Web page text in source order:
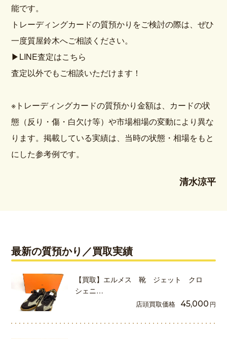
能です。
トレーディングカードの質預かりをご検討の際は、ぜひ
一度質屋鈴木へご相談ください。
▶LINE査定はこちら
査定以外でもご相談いただけます！
※トレーディングカードの質預かり金額は、カードの状
態（反り・傷・白欠け等）や市場相場の変動により異な
ります。掲載している実績は、当時の状態・相場をもと
にした参考例です。
清水涼平
最新の質預かり／買取実績
【買取】エルメス 靴 ジェット クロ
シェニ…
店頭買取価格 45,000 円